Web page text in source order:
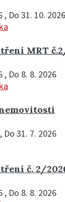
, Do 31. 10.
MRT
, Do 8. 8. 2026
Do 31. 7. 2026
č. 2/
, Do 8. 8. 2026